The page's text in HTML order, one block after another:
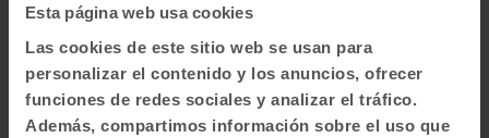
Esta página web usa cookies
Las cookies de este sitio web se usan para
personalizar el contenido y los anuncios, ofrecer
funciones de redes sociales y analizar el tráfico.
Además, compartimos información sobre el uso que
Booths
Partitions and screens